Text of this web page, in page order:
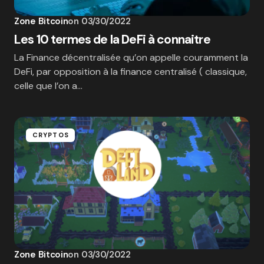
Zone Bitcoinon 03/30/2022
Les 10 termes de la DeFi à connaitre
La Finance décentralisée qu’on appelle couramment la
DeFi, par opposition à la finance centralisé ( classique,
celle que l’on a…
CRYPTOS
Zone Bitcoinon 03/30/2022